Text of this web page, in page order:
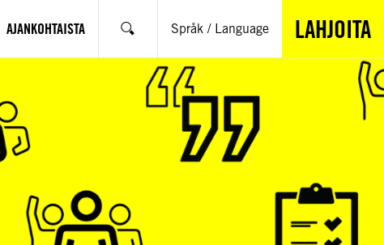
AJANKOHTAISTA Hae Språk / Language LAHJOITA